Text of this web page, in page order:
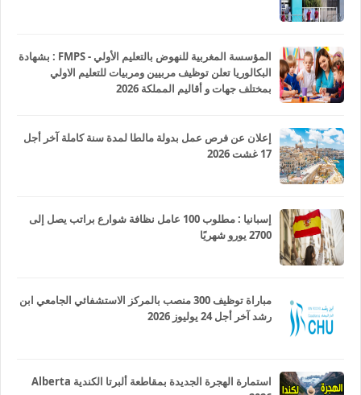
المؤسسة المغربية للنهوض بالتعليم الأولي - FMPS : بشهادة
البكالوريا تعلن توظيف مربيين ومربيات للتعليم الاولي
بمختلف جهات و أقاليم المملكة 2026
إعلان عن فرص عمل بدولة مالطا لمدة سنة كاملة آخر أجل
17 غشت 2026
إسبانيا : مطلوب 100 عامل نظافة شوارع براتب يصل إلى
2700 يورو شهريًا
مباراة توظيف 300 منصب بالمركز الاستشفائي الجامعي ابن
رشد آخر أجل 24 يوليوز 2026
استمارة الهجرة الجديدة بمقاطعة ألبرتا الكندية Alberta